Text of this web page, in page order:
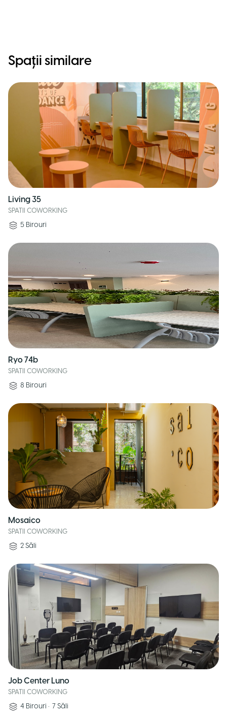
Spații similare
Living 35
SPATII COWORKING
5 Birouri
Ryo 74b
SPATII COWORKING
8 Birouri
Mosaico
SPATII COWORKING
2 Săli
Job Center Luno
SPATII COWORKING
4 Birouri • 7 Săli